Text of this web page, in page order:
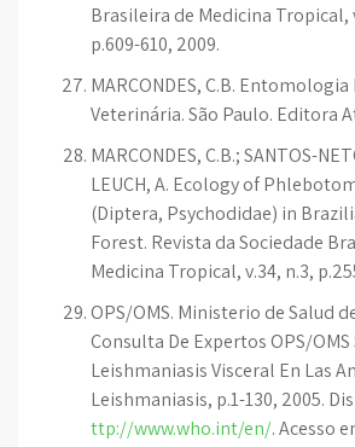
Brasileira de Medicina Tropical,
p.609-610, 2009.
MARCONDES, C.B. Entomologia
Veterinária. São Paulo. Editora
MARCONDES, C.B.; SANTOS-
LEUCH, A. Ecology of
(Diptera, Psychodidae) in
Forest. Revista da Sociedade
Medicina Tropical, v.34, n.3,
OPS/OMS. Ministerio de Salud
Consulta De Expertos OPS/OMS
Leishmaniasis Visceral En Las
Leishmaniasis, p.1-130, 2005.
ttp://www.who.int/en/. Acesso